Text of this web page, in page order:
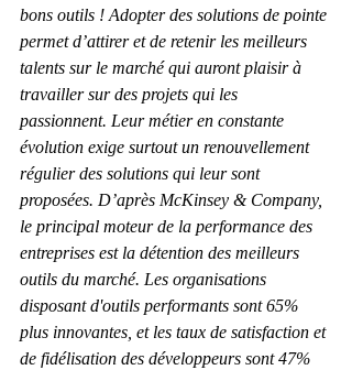
bons outils ! Adopter des solutions de pointe
permet d’attirer et de retenir les meilleurs
talents sur le marché qui auront plaisir à
travailler sur des projets qui les
passionnent. Leur métier en constante
évolution exige surtout un renouvellement
régulier des solutions qui leur sont
proposées. D’après McKinsey & Company,
le principal moteur de la performance des
entreprises est la détention des meilleurs
outils du marché. Les organisations
disposant d'outils performants sont 65%
plus innovantes, et les taux de satisfaction et
de fidélisation des développeurs sont 47%